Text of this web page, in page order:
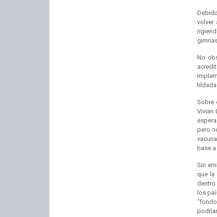
volver
No
tildada
Sobre
Vivian
pero
base
Sin
que la
los